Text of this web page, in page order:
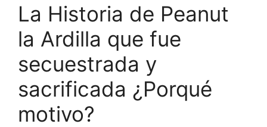
La Historia de Peanut
la Ardilla que fue
secuestrada y
sacrificada ¿Porqué
motivo?